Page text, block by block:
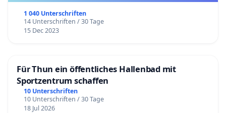
1 040 Unterschriften
14 Unterschriften / 30 Tage
15 Dec 2023
Für Thun ein öffentliches Hallenbad mit
Sportzentrum schaffen
10 Unterschriften
10 Unterschriften / 30 Tage
18 Jul 2026